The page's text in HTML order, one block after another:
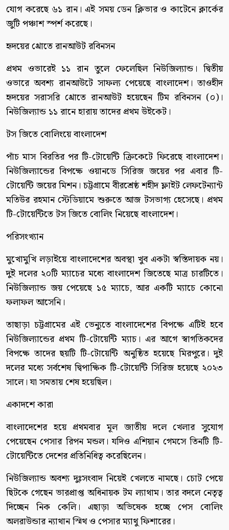
যোগ করেছে ৬১ রান। এই সময় ডেন ক্লিভার ও কাটেনে ক্লার্কের
জুটি পঞ্চাশ স্পর্শ করেছে।
হৃদয়ের থ্রোতে রানআউট রবিনসন
প্রথম ওভারেই ১১ রান তুলে ফেলেছিল নিউজিল্যান্ড। দ্বিতীয়
ওভারে অবশ্য রানআউটে সাফল্য পেয়েছে বাংলাদেশ। তাওহীদ
হৃদয়ের সরাসরি থ্রোতে রানআউট হয়েছেন টিম রবিনসন (০)।
নিউজিল্যান্ড ১১ রানে হারায় তাদের প্রথম উইকেট।
টস জিতে বোলিংয়ে বাংলাদেশ
পাঁচ মাস বিরতির পর টি-টোয়েন্টি ক্রিকেটে ফিরেছে বাংলাদেশ।
নিউজিল্যান্ডের বিপক্ষে ওয়ানডে সিরিজ জয়ের পর এবার টি-
টোয়েন্টি জয়ের মিশন। চট্টগ্রামে বীরশ্রেষ্ঠ শহীদ ফ্লাইট লেফটেন্যান্ট
মতিউর রহমান স্টেডিয়ামে শুরুতে আজ টসভাগ্য হেসেছে। প্রথম
টি-টোয়েন্টিতে টস জিতে বোলিং নিয়েছে বাংলাদেশ।
পরিসংখ্যান
মুখোমুখি লড়াইয়ে বাংলাদেশের অবস্থা খুব একটা স্বস্তিদায়ক নয়।
দুই দলের ২০টি ম্যাচের মধ্যে বাংলাদেশ জিতেছে মাত্র চারটিতে।
নিউজিল্যান্ড জয় পেয়েছে ১৫ ম্যাচে, আর একটি ম্যাচে কোনো
ফলাফল আসেনি।
তাছাড়া চট্টগ্রামের এই ভেন্যুতে বাংলাদেশের বিপক্ষে এটিই হবে
নিউজিল্যান্ডের প্রথম টি-টোয়েন্টি ম্যাচ। এর আগে স্বাগতিকদের
বিপক্ষে তাদের ছয়টি টি-টোয়েন্টি অনুষ্ঠিত হয়েছে মিরপুরে। দুই
দলের মধ্যে সর্বশেষ দ্বিপাক্ষিক টি-টোয়েন্টি সিরিজ হয়েছে ২০২৩
সালে। যা সমতায় শেষ হয়েছিল।
একাদশে কারা
বাংলাদেশের হয়ে প্রথমবার মূল জাতীয় দলে খেলার সুযোগ
পেয়েছেন পেসার রিপন মন্ডল। যদিও এশিয়ান গেমসে তিনটি টি-
টোয়েন্টিতে দেশের প্রতিনিধিত্ব করেছিলেন।
নিউজিল্যান্ড অবশ্য দুঃসংবাদ নিয়েই খেলতে নামছে। চোট পেয়ে
ছিটকে গেছেন ভারপ্রাপ্ত অধিনায়ক টম ল্যাথাম। তার বদলে নেতৃত্ব
দিচ্ছেন নিক কেলি। এছাড়া অভিষেক হচ্ছে পেস বোলিং
অলরাউন্ডার ন‍্যাথান স্মিথ ও পেসার ম‍্যাথু ফিশারের।